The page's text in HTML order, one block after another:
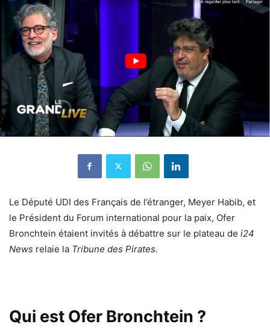
Le Député UDI des Français de l’étranger, Meyer Habib, et
le Président du Forum international pour la paix, Ofer
Bronchtein étaient invités à débattre sur le plateau de i24
News relaie la Tribune des Pirates.
Qui est Ofer Bronchtein ?